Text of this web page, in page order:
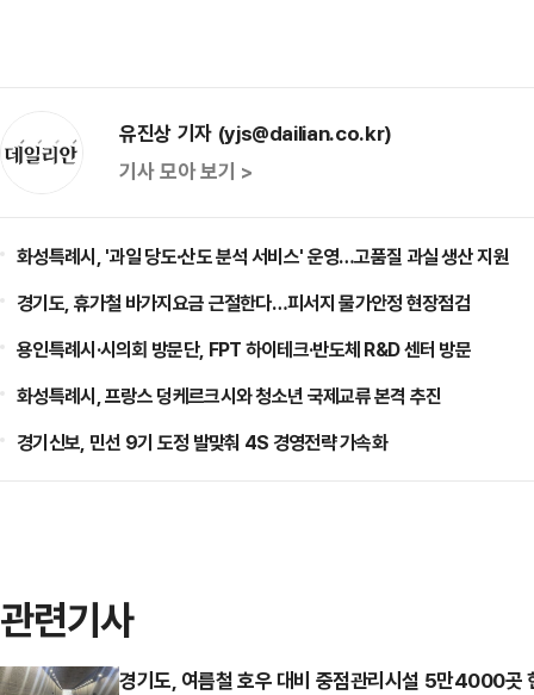
유진상 기자 (yjs@dailian.co.kr)
기사 모아 보기 >
화성특례시, '과일 당도·산도 분석 서비스' 운영…고품질 과실 생산 지원
경기도, 휴가철 바가지요금 근절한다…피서지 물가안정 현장점검
용인특례시·시의회 방문단, FPT 하이테크·반도체 R&D 센터 방문
화성특례시, 프랑스 덩케르크시와 청소년 국제교류 본격 추진
경기신보, 민선 9기 도정 발맞춰 4S 경영전략 가속화
관련기사
경기도, 여름철 호우 대비 중점관리시설 5만4000곳